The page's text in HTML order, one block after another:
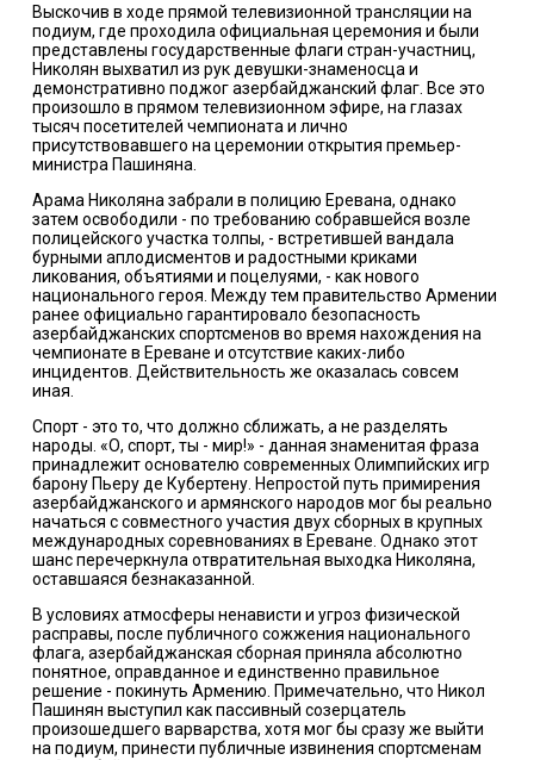
Выскочив в ходе прямой телевизионной трансляции на
подиум, где проходила официальная церемония и были
представлены государственные флаги стран-участниц,
Николян выхватил из рук девушки-знаменосца и
демонстративно поджог азербайджанский флаг. Все это
произошло в прямом телевизионном эфире, на глазах
тысяч посетителей чемпионата и лично
присутствовавшего на церемонии открытия премьер-
министра Пашиняна.
Арама Николяна забрали в полицию Еревана, однако
затем освободили - по требованию собравшейся возле
полицейского участка толпы, - встретившей вандала
бурными аплодисментов и радостными криками
ликования, объятиями и поцелуями, - как нового
национального героя. Между тем правительство Армении
ранее официально гарантировало безопасность
азербайджанских спортсменов во время нахождения на
чемпионате в Ереване и отсутствие каких-либо
инцидентов. Действительность же оказалась совсем
иная.
Спорт - это то, что должно сближать, а не разделять
народы. «О, спорт, ты - мир!» - данная знаменитая фраза
принадлежит основателю современных Олимпийских игр
барону Пьеру де Кубертену. Непростой путь примирения
азербайджанского и армянского народов мог бы реально
начаться с совместного участия двух сборных в крупных
международных соревнованиях в Ереване. Однако этот
шанс перечеркнула отвратительная выходка Николяна,
оставшаяся безнаказанной.
В условиях атмосферы ненависти и угроз физической
расправы, после публичного сожжения национального
флага, азербайджанская сборная приняла абсолютно
понятное, оправданное и единственно правильное
решение - покинуть Армению. Примечательно, что Никол
Пашинян выступил как пассивный созерцатель
произошедшего варварства, хотя мог бы сразу же выйти
на подиум, принести публичные извинения спортсменам